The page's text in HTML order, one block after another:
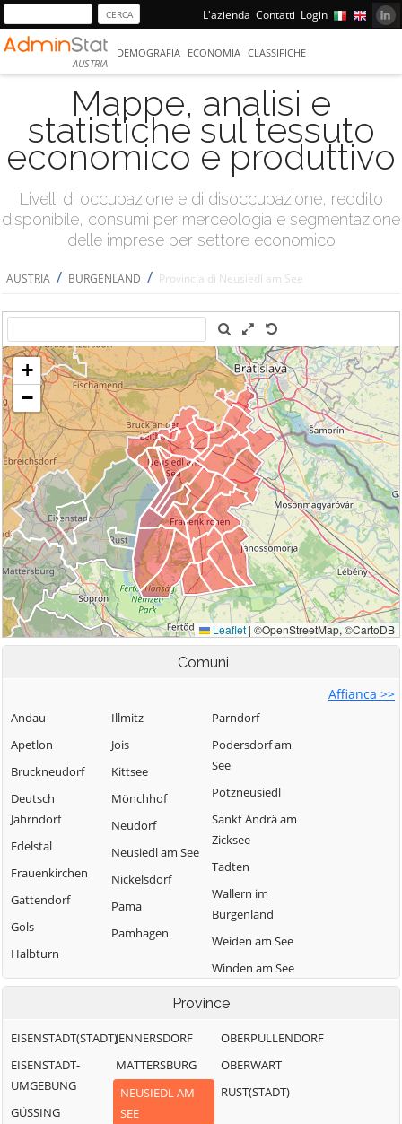
L'azienda Contatti Login
AUSTRIA
DEMOGRAFIA ECONOMIA CLASSIFICHE
Mappe, analisi e
statistiche sul tessuto
economico e produttivo
Livelli di occupazione e di disoccupazione, reddito
disponibile, consumi per merceologia e segmentazione
delle imprese per settore economico
AUSTRIA / BURGENLAND / Provincia di Neusiedl am See
Comuni
Affianca >>
Andau
Apetlon
Bruckneudorf
Deutsch
Jahrndorf
Edelstal
Frauenkirchen
Gattendorf
Gols
Halbturn
Illmitz
Jois
Kittsee
Mönchhof
Neudorf
Neusiedl am See
Nickelsdorf
Pama
Pamhagen
Parndorf
Podersdorf am
See
Potzneusiedl
Sankt Andrä am
Zicksee
Tadten
Wallern im
Burgenland
Weiden am See
Winden am See
Province
EISENSTADT(STADT)
EISENSTADT-
UMGEBUNG
GÜSSING
JENNERSDORF
MATTERSBURG
NEUSIEDL AM
SEE
OBERPULLENDORF
OBERWART
RUST(STADT)